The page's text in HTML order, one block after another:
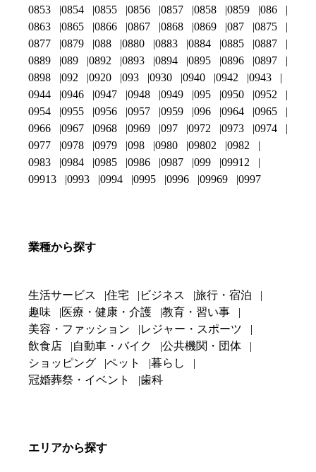
0853
0854 0855 0856 0857 0858 0859
086
0863
0865 0866 0867 0868 0869 087
0875
0877
0879 088 0880 0883 0884 0885
0887
0889
089 0892 0893 0894 0895 0896
0897
0898
092 0920 093 0930 0940 0942
0943
0944
0946 0947 0948 0949 095 0950
0952
0954
0955 0956 0957 0959 096 0964
0965
0966
0967 0968 0969 097 0972 0973
0974
0977
0978 0979 098 0980 09802
0982
0983
0984 0985 0986 0987 099
09912
09913
0993 0994 0995 0996 09969 0997
業種から探す
生活サービス 住宅 ビジネス
旅行・宿泊
趣味
医療・健康・介護
教育・習い事
美容・ファッション
レジャー・スポーツ
飲食店
自動車・バイク
公共機関・団体
ショッピング
ペット
暮らし
冠婚葬祭・イベント
歯科
エリアから探す